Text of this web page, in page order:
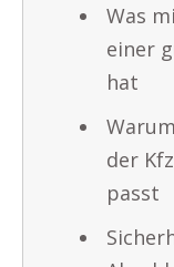
Was
einer
hat
der
passt